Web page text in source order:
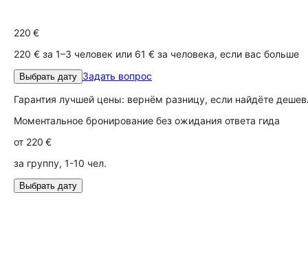
220 €
220 € за 1–3 человек или 61 € за человека, если вас больше
Выбрать дату Задать вопрос
Гарантия лучшей цены: вернём разницу, если найдёте
Моментальное бронирование без ожидания ответа гида
от 220 €
за группу, 1-10 чел.
Выбрать дату